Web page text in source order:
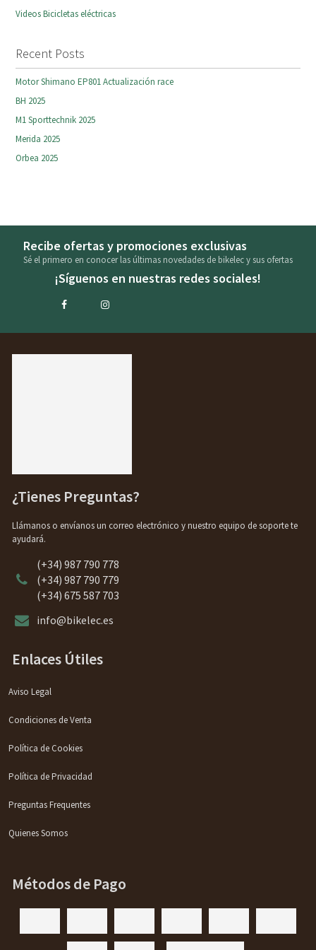
Videos Bicicletas eléctricas
Recent Posts
Motor Shimano EP801 Actualización race
BH 2025
M1 Sporttechnik 2025
Merida 2025
Orbea 2025
Recibe ofertas y promociones exclusivas
Sé el primero en conocer las últimas novedades de bikelec y sus ofertas
¡Síguenos en nuestras redes sociales!
¿Tienes Preguntas?
Llámanos o envíanos un correo electrónico y nuestro equipo de soporte te
ayudará.
(+34) 987 790 778
(+34) 987 790 779
(+34) 675 587 703
info@bikelec.es
Enlaces Útiles
Aviso Legal
Condiciones de Venta
Política de Cookies
Política de Privacidad
Preguntas Frequentes
Quienes Somos
Métodos de Pago